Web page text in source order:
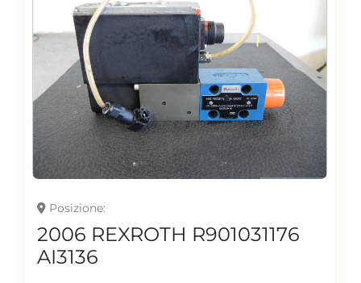
Posizione
2006 REXROTH R901031176
AI3136